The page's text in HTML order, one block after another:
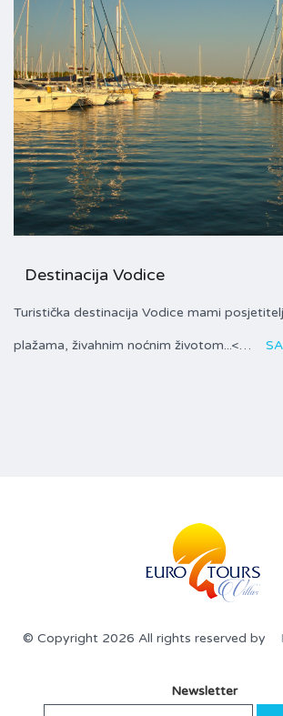
Destinacija Vodice
Turistička destinacija Vodice mami
plažama, živahnim noćnim životom...<…
© Copyright 2026 All rights reserved by
Newsletter